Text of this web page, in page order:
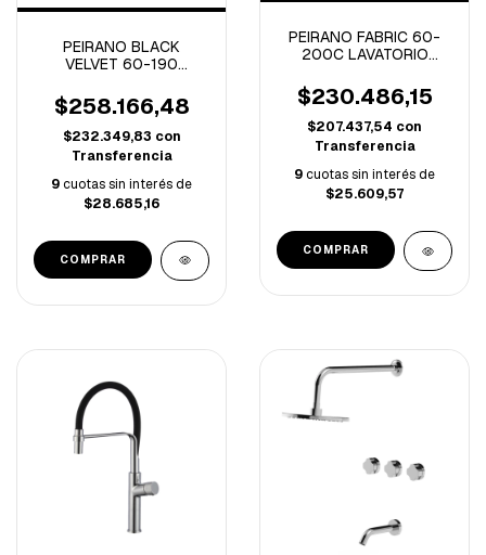
PEIRANO BLACK
VELVET 60-190
C/CERAMICO BLACK
VELVET (A)
$258.166,48
$232.349,83 con
Transferencia
9cuotas sin interés de
$28.685,16
PEIRANO FABRIC 60-
200C LAVATORIO
FABRIC CROMO (B)
$230.486,15
$207.437,54 con
Transferencia
9cuotas sin interés de
$25.609,57